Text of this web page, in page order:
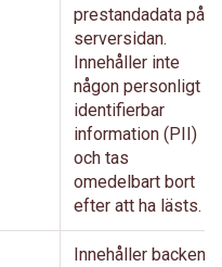
prestandadata på
serversidan.
Innehåller inte
någon personligt
identifierbar
information (PII)
och tas
omedelbart bort
efter att ha lästs.
Innehåller backend